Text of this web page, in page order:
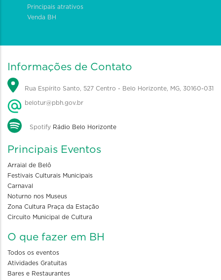
Principais atrativos
Venda BH
Informações de Contato
Rua Espírito Santo, 527 Centro - Belo Horizonte, MG, 30160-031
belotur@pbh.gov.br
Spotify Rádio Belo Horizonte
Principais Eventos
Arraial de Belô
Festivais Culturais Municipais
Carnaval
Noturno nos Museus
Zona Cultura Praça da Estação
Circuito Municipal de Cultura
O que fazer em BH
Todos os eventos
Atividades Gratuitas
Bares e Restaurantes